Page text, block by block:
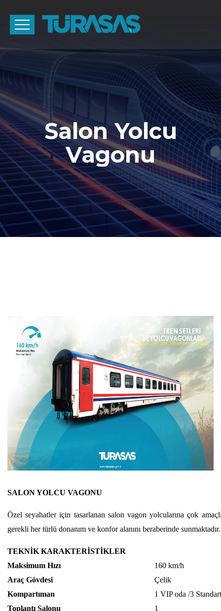
Salon Yolcu
Vagonu
SALON YOLCU VAGONU
Özel seyahatler için tasarlanan salon vagon yolcularına çok
gerekli her türlü donanım ve konfor alanını beraberinde sunmaktadır.
TEKNİK KARAKTERİSTİKLER
Maksimum Hızı
160 km/h
Araç Gövdesi
Çelik
Kompartıman
1 VIP oda /3
Toplantı Salonu
1